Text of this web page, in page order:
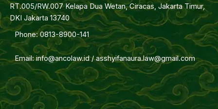
RT.005/RW.007 Kelapa Dua Wetan, Ciracas, Jakarta Timur,
DKI Jakarta 13740
Phone: 0813-8900-141
Email: info@ancolaw.id / asshyifanaura.law@gmail.com